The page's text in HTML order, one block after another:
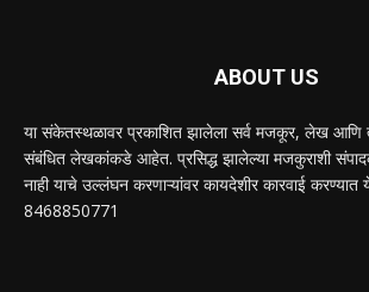
ABOUT US
या संकेतस्थळावर प्रकाशित झालेला सर्व मजकूर, लेख आणि
संबंधित लेखकांकडे आहेत. प्रसिद्ध झालेल्या मजकुराशी
नाही याचे उल्लंघन करणाऱ्यांवर कायदेशीर कारवाई
8468850771